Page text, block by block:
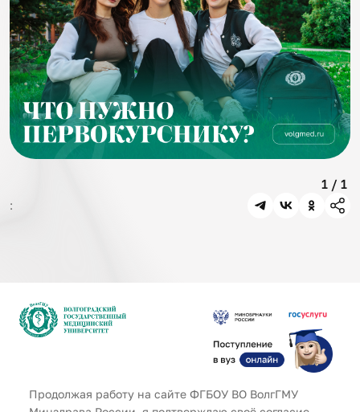
Продолжая работу на сайте ФГБОУ ВО ВолгГМУ
1 / 1
:
Адрес